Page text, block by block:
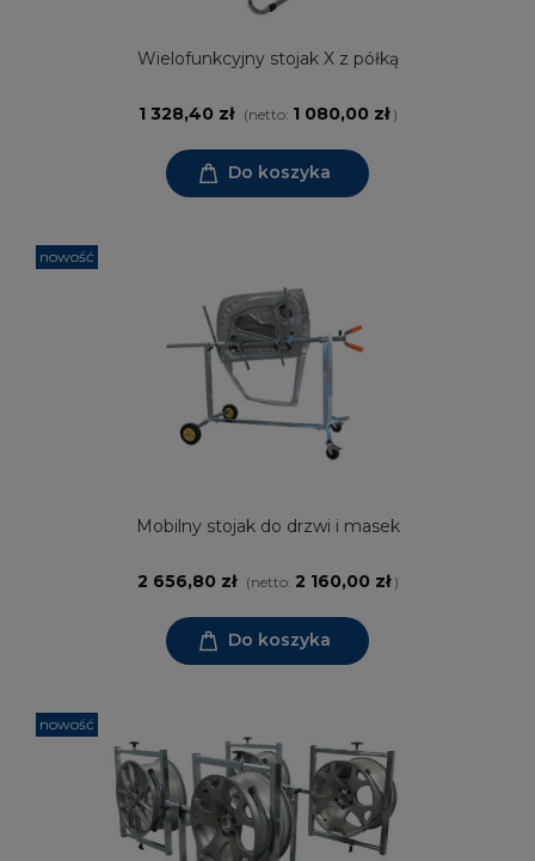
Wielofunkcyjny stojak X z półką
1 328,40 zł (netto: 1 080,00 zł)
Do koszyka
Mobilny stojak do drzwi i masek
2 656,80 zł (netto: 2 160,00 zł)
Do koszyka
nowość
nowość